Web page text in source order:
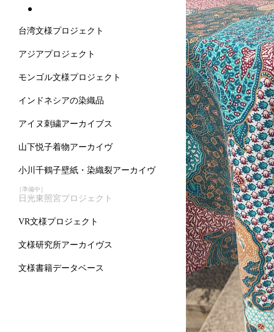
台湾文様プロジェクト
アジアプロジェクト
モンゴル文様プロジェクト
インドネシアの染織品
アイヌ刺繍アーカイブス
山下悦子着物アーカイヴ
小川千鶴子壁紙・染織裂アーカイヴ
［準備中］
日光東照宮プロジェクト
VR文様プロジェクト
文様研究所アーカイヴス
文様書籍データベース